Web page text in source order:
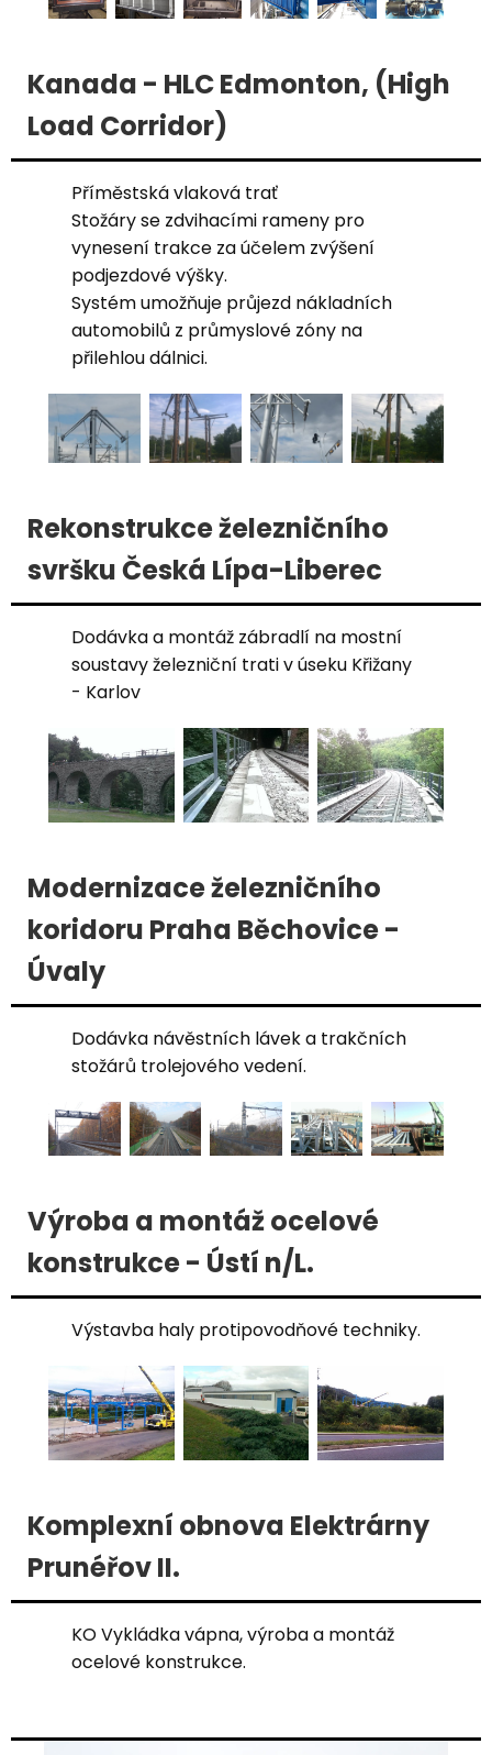
Kanada - HLC Edmonton, (High
Load Corridor)
Příměstská vlaková trať
Stožáry se zdvihacími rameny pro
vynesení trakce za účelem zvýšení
podjezdové výšky.
Systém umožňuje průjezd nákladních
automobilů z průmyslové zóny na
přilehlou dálnici.
Rekonstrukce železničního
svršku Česká Lípa-Liberec
Dodávka a montáž zábradlí na mostní
soustavy železniční trati v úseku Křižany
- Karlov
Modernizace železničního
koridoru Praha Běchovice -
Úvaly
Dodávka návěstních lávek a trakčních
stožárů trolejového vedení.
Výroba a montáž ocelové
konstrukce - Ústí n/L.
Výstavba haly protipovodňové techniky.
Komplexní obnova Elektrárny
Prunéřov II.
KO Vykládka vápna, výroba a montáž
ocelové konstrukce.